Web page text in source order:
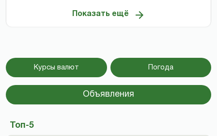
Показать ещё
Курсы валют Погода
Объявления
Топ-5